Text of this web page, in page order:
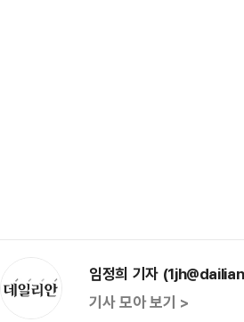
임정희 기자
기사 모아 보기 >